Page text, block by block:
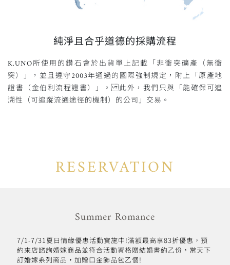
純淨且合乎道德的採購流程
K.UNO所使用的鑽石會於出貨單上記載「非衝突礦產（無衝
突）」，並且遵守2003年通過的國際強制規定，附上「原產地
證書（金伯利流程證書）」。 此外，我們只與「能確保可追
溯性（可追蹤流通途徑的機制）的公司」交易。
RESERVATION
Summer Romance
7/1-7/31夏日情緣優惠活動實施中!滿額最高享83折優惠，預
約來店諮詢婚嫁商品並符合活動資格贈結婚書約乙份，當天下
訂婚嫁系列商品，加贈口金飾品包乙個!